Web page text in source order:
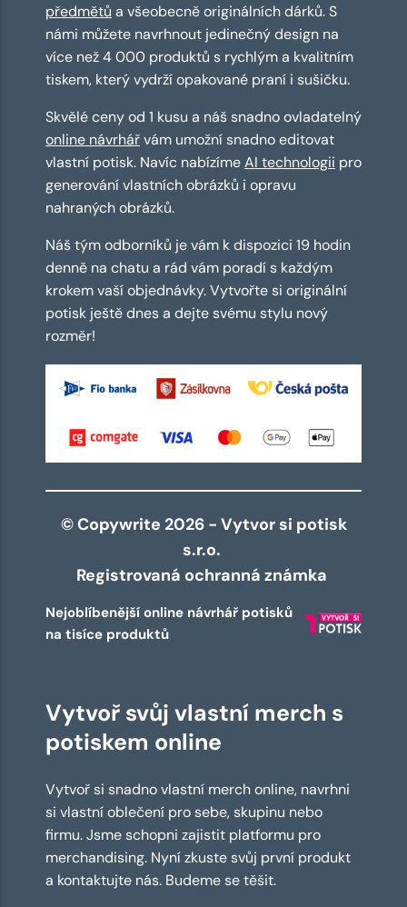
předmětů a všeobecně originálních dárků. S
námi můžete navrhnout jedinečný design na
více než 4 000 produktů s rychlým a kvalitním
tiskem, který vydrží opakované praní i sušičku.
Skvělé ceny od 1 kusu a náš snadno ovladatelný
online návrhářvám umožní snadno editovat
vlastní potisk. Navíc nabízímeAI technologii pro
generování vlastních obrázků i opravu
nahraných obrázků.
Náš tým odborníků je vám k dispozici 19 hodin
denně na chatu a rád vám poradí s každým
krokem vaší objednávky. Vytvořte si originální
potisk ještě dnes a dejte svému stylu nový
rozměr!
© Copywrite 2026 - Vytvor si potisk
s.r.o.
Registrovaná ochranná známka
Nejoblíbenější online návrhář potisků
na tisíce produktů
Vytvoř svůj vlastní merch s
potiskem online
Vytvoř si snadno vlastní merch online, navrhni
si vlastní oblečení pro sebe, skupinu nebo
firmu. Jsme schopni zajistit platformu pro
merchandising. Nyní zkuste svůj první produkt
a kontaktujte nás. Budeme se těšit.